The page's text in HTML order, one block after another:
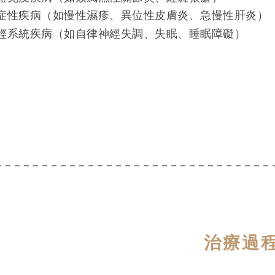
疾病（如慢性濕疹、異位性皮膚炎、急慢性肝炎）
統疾病（如自律神經失調、失眠、睡眠障礙）
治療過